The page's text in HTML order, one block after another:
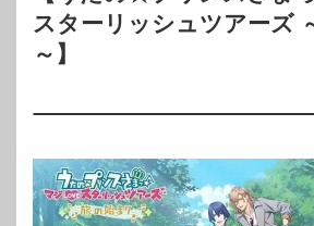
スターリッシュツアーズ
～】